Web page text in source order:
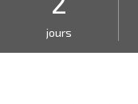
jours